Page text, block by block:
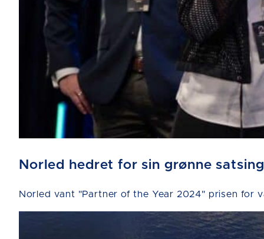
Norled hedret for sin grønne satsing
Norled vant "Partner of the Year 2024" prisen for